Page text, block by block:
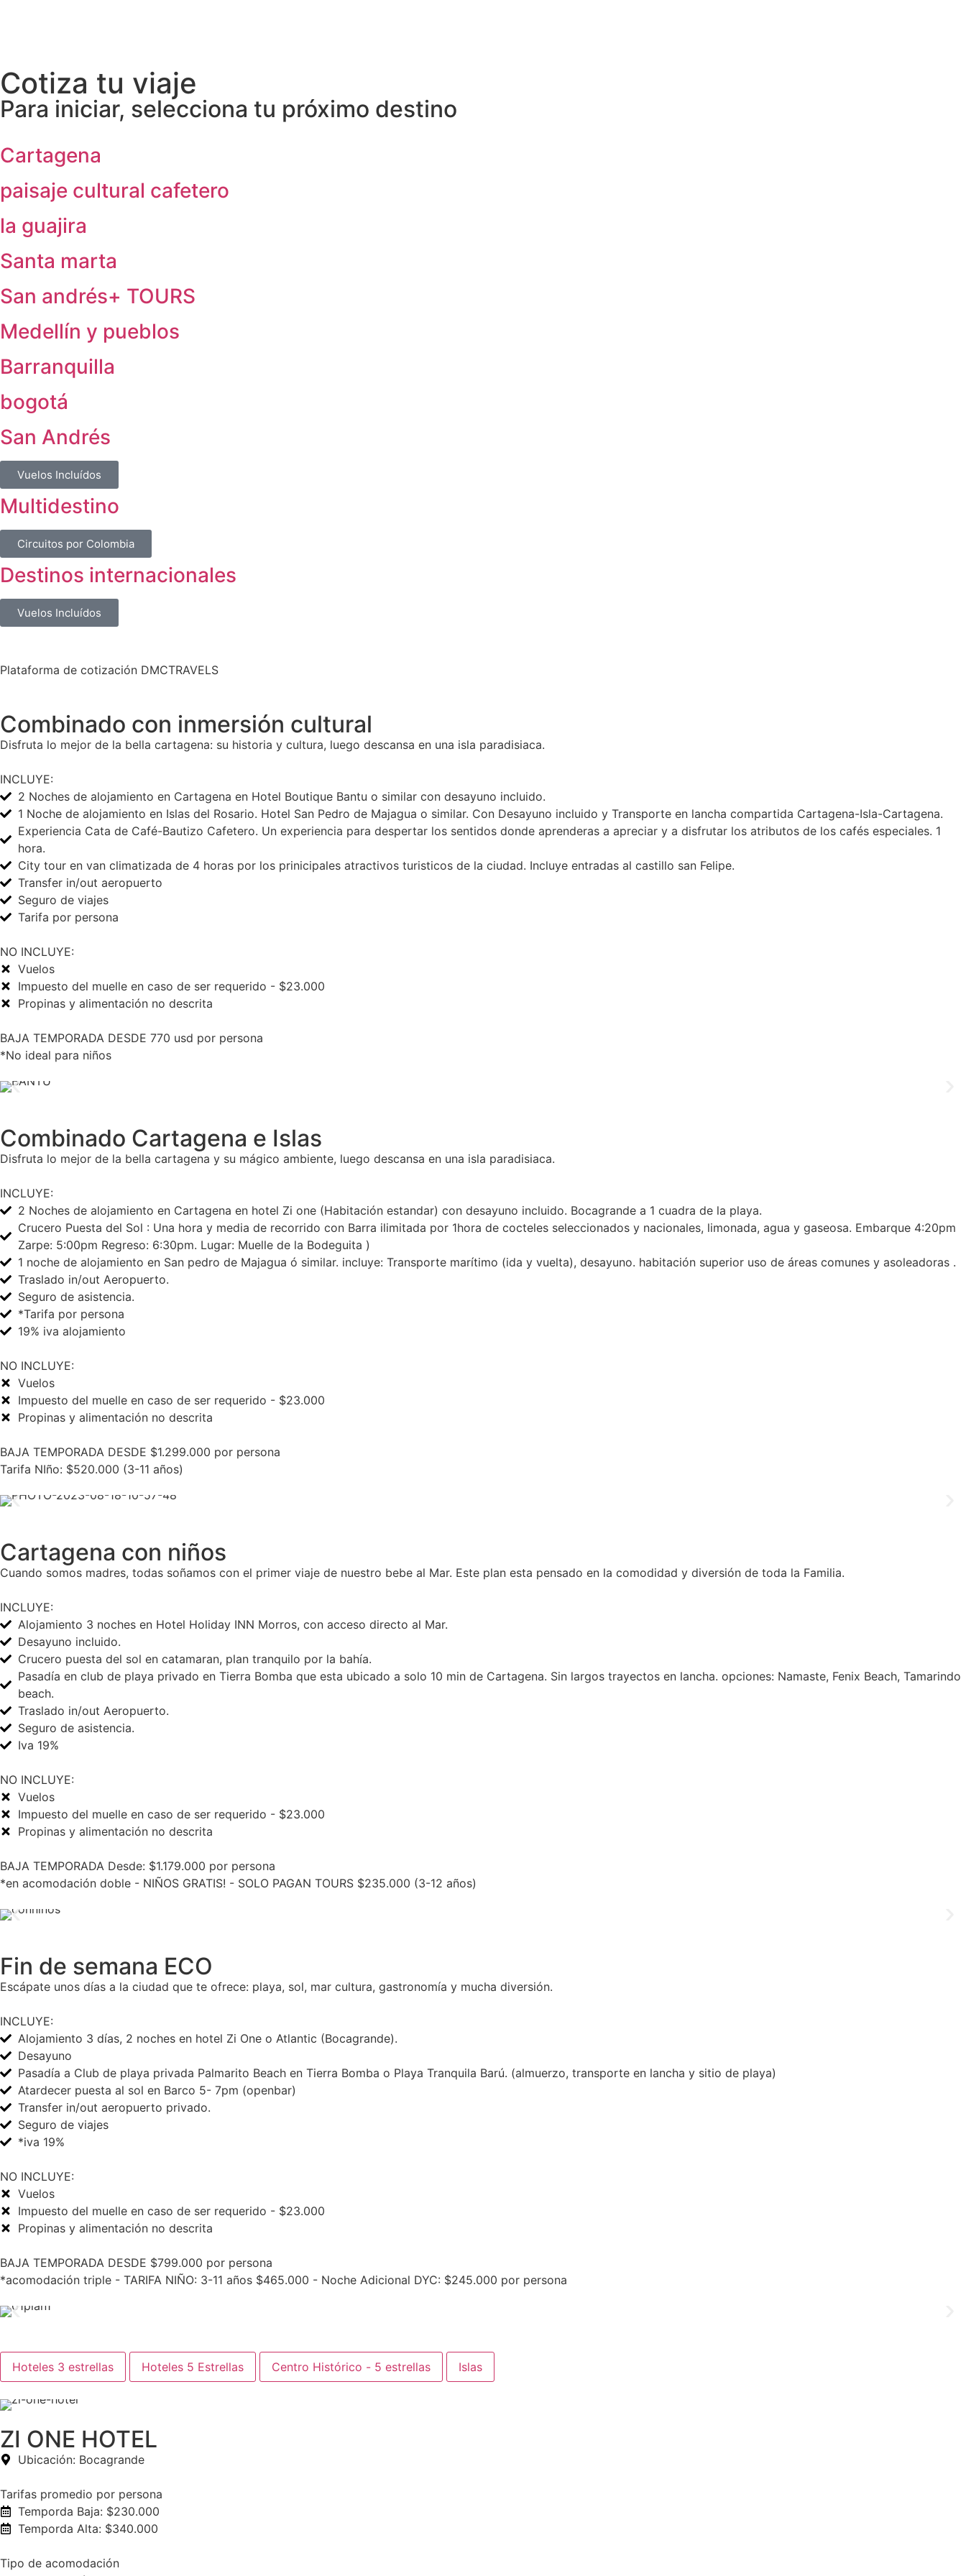
Cotiza tu viaje
Para iniciar, selecciona tu próximo destino
Cartagena
paisaje cultural cafetero
la guajira
Santa marta
San andrés+ TOURS
Medellín y pueblos
Barranquilla
bogotá
San Andrés
Vuelos Incluídos
Multidestino
Circuitos por Colombia
Destinos internacionales
Vuelos Incluídos
Plataforma de cotización DMCTRAVELS
Combinado con inmersión cultural
Disfruta lo mejor de la bella cartagena: su historia y cultura, luego descansa en una isla paradisiaca.
INCLUYE:
2 Noches de alojamiento en Cartagena en Hotel Boutique Bantu o similar con desayuno incluido.
1 Noche de alojamiento en Islas del Rosario. Hotel San Pedro de Majagua o similar. Con Desayuno incluido y Transporte en lancha compartida Cartagena-Isla-Cartagena.
Experiencia Cata de Café-Bautizo Cafetero. Un experiencia para despertar los sentidos donde aprenderas a apreciar y a disfrutar los atributos de los cafés especiales. 1
hora.
City tour en van climatizada de 4 horas por los prinicipales atractivos turisticos de la ciudad. Incluye entradas al castillo san Felipe.
Transfer in/out aeropuerto
Seguro de viajes
Tarifa por persona
NO INCLUYE:
Vuelos
Impuesto del muelle en caso de ser requerido - $23.000
Propinas y alimentación no descrita
BAJA TEMPORADA DESDE 770 usd por persona
*No ideal para niños
Combinado Cartagena e Islas
Disfruta lo mejor de la bella cartagena y su mágico ambiente, luego descansa en una isla paradisiaca.
INCLUYE:
2 Noches de alojamiento en Cartagena en hotel Zi one (Habitación estandar) con desayuno incluido. Bocagrande a 1 cuadra de la playa.
Crucero Puesta del Sol : Una hora y media de recorrido con Barra ilimitada por 1hora de cocteles seleccionados y nacionales, limonada, agua y gaseosa. Embarque 4:20pm
Zarpe: 5:00pm Regreso: 6:30pm. Lugar: Muelle de la Bodeguita )
1 noche de alojamiento en San pedro de Majagua ó similar. incluye: Transporte marítimo (ida y vuelta), desayuno. habitación superior uso de áreas comunes y asoleadoras .
Traslado in/out Aeropuerto.
Seguro de asistencia.
*Tarifa por persona
19% iva alojamiento
NO INCLUYE:
Vuelos
Impuesto del muelle en caso de ser requerido - $23.000
Propinas y alimentación no descrita
BAJA TEMPORADA DESDE $1.299.000 por persona
Tarifa NIño: $520.000 (3-11 años)
Cartagena con niños
Cuando somos madres, todas soñamos con el primer viaje de nuestro bebe al Mar. Este plan esta pensado en la comodidad y diversión de toda la Familia.
INCLUYE:
Alojamiento 3 noches en Hotel Holiday INN Morros, con acceso directo al Mar.
Desayuno incluido.
Crucero puesta del sol en catamaran, plan tranquilo por la bahía.
Pasadía en club de playa privado en Tierra Bomba que esta ubicado a solo 10 min de Cartagena. Sin largos trayectos en lancha. opciones: Namaste, Fenix Beach, Tamarindo
beach.
Traslado in/out Aeropuerto.
Seguro de asistencia.
Iva 19%
NO INCLUYE:
Vuelos
Impuesto del muelle en caso de ser requerido - $23.000
Propinas y alimentación no descrita
BAJA TEMPORADA Desde: $1.179.000 por persona
*en acomodación doble - NIÑOS GRATIS! - SOLO PAGAN TOURS $235.000 (3-12 años)
Fin de semana ECO
Escápate unos días a la ciudad que te ofrece: playa, sol, mar cultura, gastronomía y mucha diversión.
INCLUYE:
Alojamiento 3 días, 2 noches en hotel Zi One o Atlantic (Bocagrande).
Desayuno
Pasadía a Club de playa privada Palmarito Beach en Tierra Bomba o Playa Tranquila Barú. (almuerzo, transporte en lancha y sitio de playa)
Atardecer puesta al sol en Barco 5- 7pm (openbar)
Transfer in/out aeropuerto privado.
Seguro de viajes
*iva 19%
NO INCLUYE:
Vuelos
Impuesto del muelle en caso de ser requerido - $23.000
Propinas y alimentación no descrita
BAJA TEMPORADA DESDE $799.000 por persona
*acomodación triple - TARIFA NIÑO: 3-11 años $465.000 - Noche Adicional DYC: $245.000 por persona
Hoteles 3 estrellas Hoteles 5 Estrellas Centro Histórico - 5 estrellas Islas
ZI ONE HOTEL
Ubicación: Bocagrande
Tarifas promedio por persona
Temporda Baja: $230.000
Temporda Alta: $340.000
Tipo de acomodación